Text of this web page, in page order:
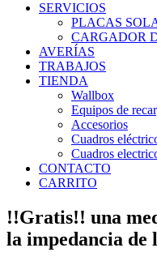
SERVICIOS
PLACAS
CARGADOR
AVERÍAS
TRABAJOS
TIENDA
Wallbox
Equipos de
Accesorios
Cuadros
Cuadros
CONTACTO
CARRITO
!!Gratis!! una
la impedancia de